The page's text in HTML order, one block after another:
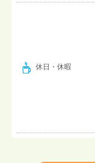
休日・休暇